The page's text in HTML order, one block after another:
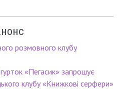
розмовного клубу
«Пегасик» запрошує
клубу «Книжкові серфери»